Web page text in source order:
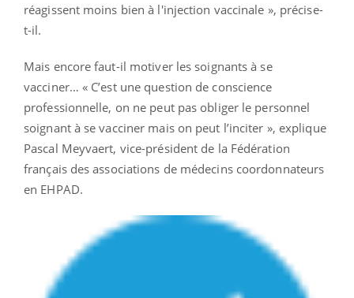
réagissent moins bien à l'injection vaccinale », précise-
t-il.
Mais encore faut-il motiver les soignants à se
vacciner… « C’est une question de conscience
professionnelle, on ne peut pas obliger le personnel
soignant à se vacciner mais on peut l’inciter », explique
Pascal Meyvaert, vice-président de la Fédération
français des associations de médecins coordonnateurs
en EHPAD.